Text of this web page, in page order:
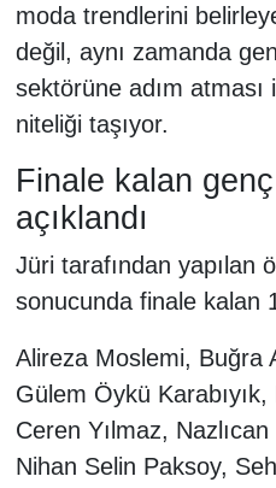
moda trendlerini
değil, aynı zamanda
sektörüne adım
niteliği taşıyor.
Finale kalan genç
açıklandı
Jüri tarafından yapılan
sonucunda finale kalan
Alireza Moslemi, Buğra
Gülem Öykü
Ceren Yılmaz,
Nihan Selin Paksoy,